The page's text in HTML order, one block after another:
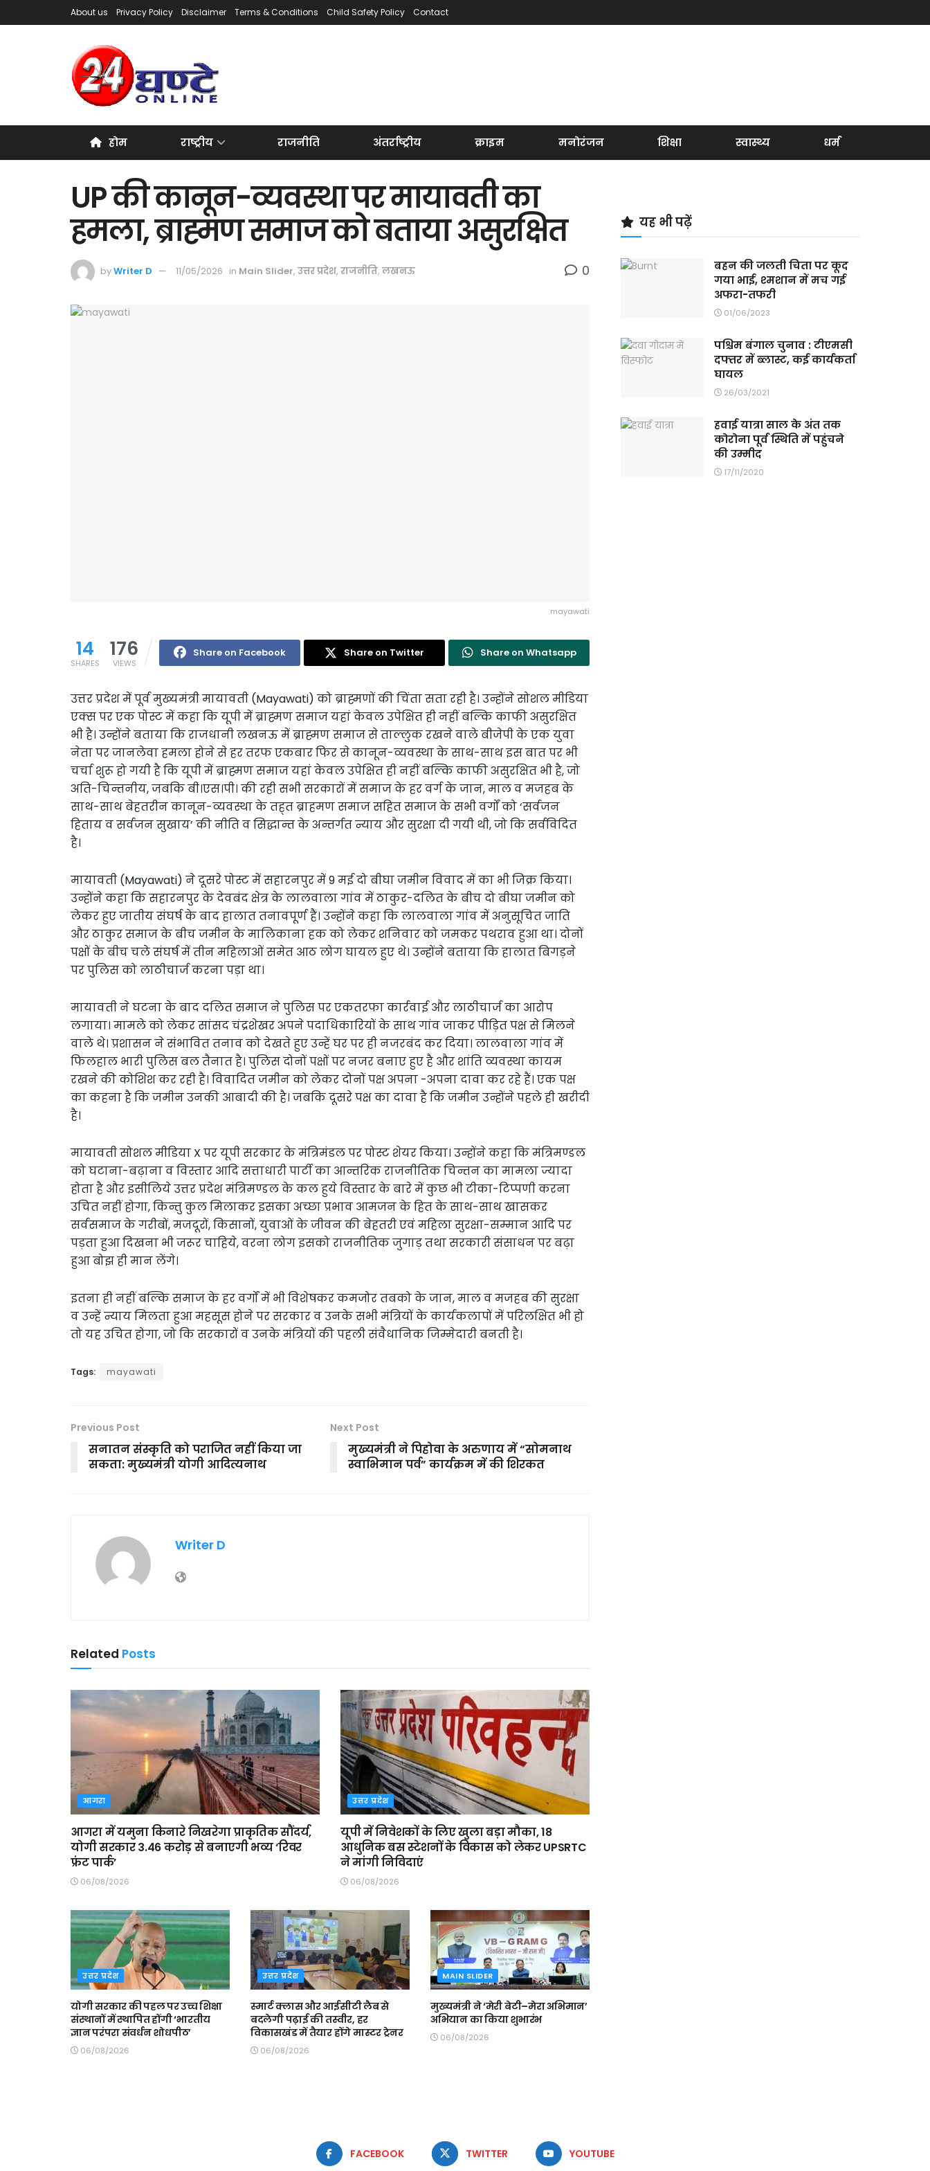
About us Privacy Policy Disclaimer Terms & Conditions Child Safety Policy Contact
होम राष्ट्रीय राजनीति अंतर्राष्ट्रीय क्राइम मनोरंजन शिक्षा स्वास्थ्य धर्म
UP की कानून-व्यवस्था पर मायावती का
हमला, ब्राह्मण समाज को बताया असुरक्षित
byWriter D 11/05/2026 in Main Slider, उत्तर प्रदेश, राजनीति, लखनऊ 0
mayawati
14
SHARES
176
VIEWS
Share on Facebook Share on Twitter Share on Whatsapp
उत्तर प्रदेश में पूर्व मुख्यमंत्री मायावती (Mayawati) को ब्राह्मणों की चिंता सता रही है। उन्होंने सोशल मीडिया
एक्स पर एक पोस्ट में कहा कि यूपी में ब्राह्मण समाज यहां केवल उपेक्षित ही नहीं बल्कि काफी असुरक्षित
भी है। उन्होंने बताया कि राजधानी लखनऊ में ब्राह्मण समाज से ताल्लुक रखने वाले बीजेपी के एक युवा
नेता पर जानलेवा हमला होने से हर तरफ एकबार फिर से कानून-व्यवस्था के साथ-साथ इस बात पर भी
चर्चा शुरू हो गयी है कि यूपी में ब्राह्मण समाज यहां केवल उपेक्षित ही नहीं बल्कि काफी असुरक्षित भी है, जो
अति-चिन्तनीय, जबकि बी।एस।पी। की रही सभी सरकारों में समाज के हर वर्ग के जान, माल व मजहब के
साथ-साथ बेहतरीन कानून-व्यवस्था के तह्त ब्राहमण समाज सहित समाज के सभी वर्गों को ‘सर्वजन
हिताय व सर्वजन सुखाय’ की नीति व सिद्धान्त के अन्तर्गत न्याय और सुरक्षा दी गयी थी, जो कि सर्वविदित
है।
मायावती (Mayawati) ने दूसरे पोस्ट में सहारनपुर में 9 मई दो बीघा जमीन विवाद में का भी जिक्र किया।
उन्होंने कहा कि सहारनपुर के देवबंद क्षेत्र के लालवाला गांव में ठाकुर-दलित के बीच दो बीघा जमीन को
लेकर हुए जातीय संघर्ष के बाद हालात तनावपूर्ण हैं। उन्होंने कहा कि लालवाला गांव में अनुसूचित जाति
और ठाकुर समाज के बीच जमीन के मालिकाना हक को लेकर शनिवार को जमकर पथराव हुआ था। दोनों
पक्षों के बीच चले संघर्ष में तीन महिलाओं समेत आठ लोग घायल हुए थे। उन्होंने बताया कि हालात बिगड़ने
पर पुलिस को लाठीचार्ज करना पड़ा था।
मायावती ने घटना के बाद दलित समाज ने पुलिस पर एकतरफा कार्रवाई और लाठीचार्ज का आरोप
लगाया। मामले को लेकर सांसद चंद्रशेखर अपने पदाधिकारियों के साथ गांव जाकर पीड़ित पक्ष से मिलने
वाले थे। प्रशासन ने संभावित तनाव को देखते हुए उन्हें घर पर ही नजरबंद कर दिया। लालवाला गांव में
फिलहाल भारी पुलिस बल तैनात है। पुलिस दोनों पक्षों पर नजर बनाए हुए है और शांति व्यवस्था कायम
रखने की कोशिश कर रही है। विवादित जमीन को लेकर दोनों पक्ष अपना -अपना दावा कर रहे हैं। एक पक्ष
का कहना है कि जमीन उनकी आबादी की है। जबकि दूसरे पक्ष का दावा है कि जमीन उन्होंने पहले ही खरीदी
है।
मायावती सोशल मीडिया X पर यूपी सरकार के मंत्रिमंडल पर पोस्ट शेयर किया। उन्होंने कहा कि मंत्रिमण्डल
को घटाना-बढ़ाना व विस्तार आदि सत्ताधारी पार्टी का आन्तरिक राजनीतिक चिन्तन का मामला ज्यादा
होता है और इसीलिये उत्तर प्रदेश मंत्रिमण्डल के कल हुये विस्तार के बारे में कुछ भी टीका-टिप्पणी करना
उचित नहीं होगा, किन्तु कुल मिलाकर इसका अच्छा प्रभाव आमजन के हित के साथ-साथ खासकर
सर्वसमाज के गरीबों, मजदूरों, किसानों, युवाओं के जीवन की बेहतरी एवं महिला सुरक्षा-सम्मान आदि पर
पड़ता हुआ दिखना भी जरूर चाहिये, वरना लोग इसको राजनीतिक जुगाड़ तथा सरकारी संसाधन पर बढ़ा
हुआ बोझ ही मान लेंगे।
इतना ही नहीं बल्कि समाज के हर वर्गों में भी विशेषकर कमजोर तबको के जान, माल व मजहब की सुरक्षा
व उन्हें न्याय मिलता हुआ महसूस होने पर सरकार व उनके सभी मंत्रियों के कार्यकलापों में परिलक्षित भी हो
तो यह उचित होगा, जो कि सरकारों व उनके मंत्रियों की पहली संवैधानिक जिम्मेदारी बनती है।
Tags: mayawati
Previous Post
सनातन संस्कृति को पराजित नहीं किया जा
सकता: मुख्यमंत्री योगी आदित्यनाथ
Next Post
मुख्यमंत्री ने पिहोवा के अरुणाय में “सोमनाथ
स्वाभिमान पर्व” कार्यक्रम में की शिरकत
Writer D
Related Posts
आगरा
आगरा में यमुना किनारे निखरेगा प्राकृतिक सौंदर्य,
योगी सरकार 3.46 करोड़ से बनाएगी भव्य ‘रिवर
फ्रंट पार्क’
06/08/2026
उत्तर प्रदेश
यूपी में निवेशकों के लिए खुला बड़ा मौका, 18
आधुनिक बस स्टेशनों के विकास को लेकर UPSRTC
ने मांगी निविदाएं
06/08/2026
उत्तर प्रदेश
योगी सरकार की पहल पर उच्च शिक्षा
संस्थानों में स्थापित होंगी ‘भारतीय
ज्ञान परंपरा संवर्धन शोधपीठ’
06/08/2026
उत्तर प्रदेश
स्मार्ट क्लास और आईसीटी लैब से
बदलेगी पढ़ाई की तस्वीर, हर
विकासखंड में तैयार होंगे मास्टर ट्रेनर
06/08/2026
MAIN SLIDER
मुख्यमंत्री ने ‘मेरी बेटी–मेरा अभिमान’
अभियान का किया शुभारंभ
06/08/2026
यह भी पढ़ें
बहन की जलती चिता पर कूद
गया भाई, श्मशान में मच गई
अफरा-तफरी
01/06/2023
पश्चिम बंगाल चुनाव : टीएमसी
दफ्तर में ब्लास्ट, कई कार्यकर्ता
घायल
26/03/2021
हवाई यात्रा साल के अंत तक
कोरोना पूर्व स्थिति में पहुंचने
की उम्मीद
17/11/2020
FACEBOOK TWITTER YOUTUBE